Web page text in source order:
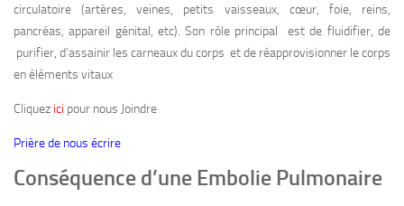
circulatoire (artères, veines, petits vaisseaux, cœur, foie, reins,
pancréas, appareil génital, etc). Son rôle principal est de fluidifier, de
purifier, d’assainir les carneaux du corps et de réapprovisionner le corps
en éléments vitaux
Cliquez ici pour nous Joindre
Prière de nous écrire
Conséquence d’une Embolie Pulmonaire